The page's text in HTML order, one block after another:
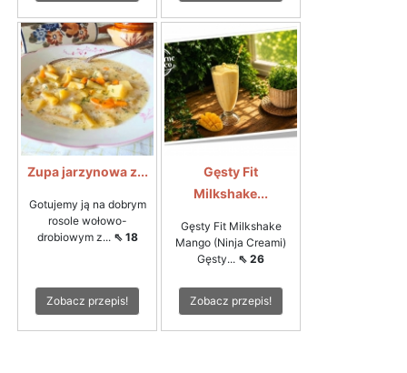
Zupa jarzynowa z...
Gotujemy ją na dobrym
rosole wołowo-
drobiowym z... ⇖ 18
Zobacz przepis!
Gęsty Fit
Milkshake...
Gęsty Fit Milkshake
Mango (Ninja Creami)
Gęsty... ⇖ 26
Zobacz przepis!